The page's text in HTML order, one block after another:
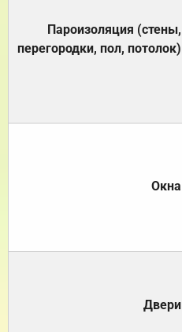
Пароизоляция (стены,
перегородки, пол, потолок)
Окна
Двери